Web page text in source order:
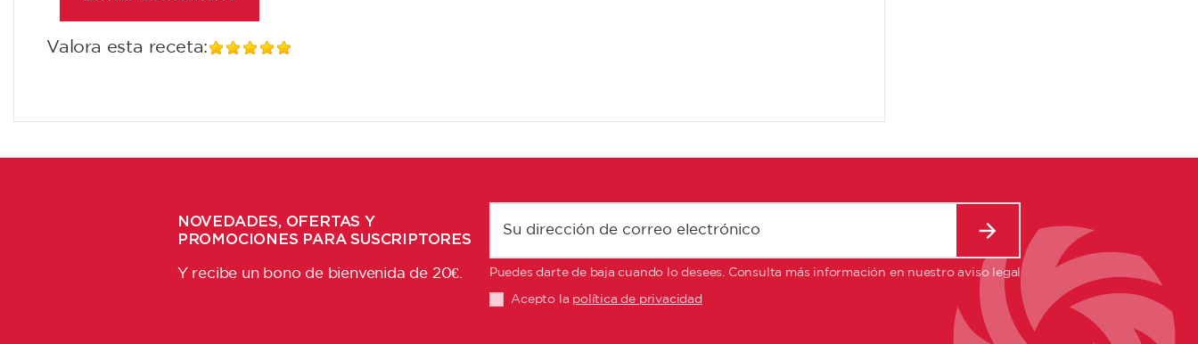
Valora esta receta:
NOVEDADES, OFERTAS Y
PROMOCIONES PARA SUSCRIPTORES
Y recibe un bono de bienvenida de 20€. Puedes darte de baja cuando lo desees. Consulta más información en nuestro aviso legal
Acepto la política de privacidad